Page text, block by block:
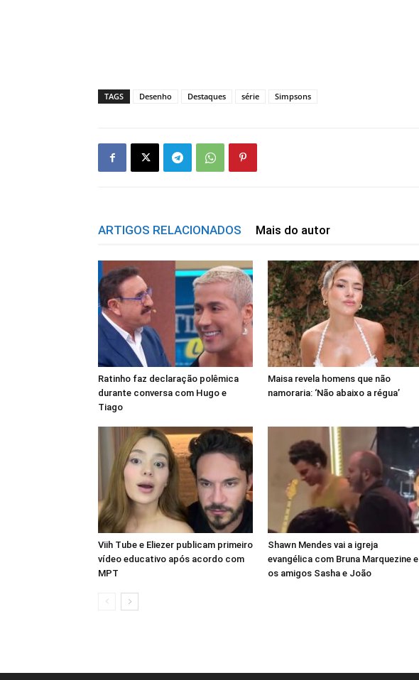
TAGS Desenho Destaques série Simpsons
ARTIGOS RELACIONADOS Mais do autor
Ratinho faz declaração polêmica
durante conversa com Hugo e
Tiago
Maisa revela homens que não
namoraria: ‘Não abaixo a régua’
Viih Tube e Eliezer publicam primeiro
vídeo educativo após acordo com
MPT
Shawn Mendes vai a igreja
evangélica com Bruna Marquezine e
os amigos Sasha e João